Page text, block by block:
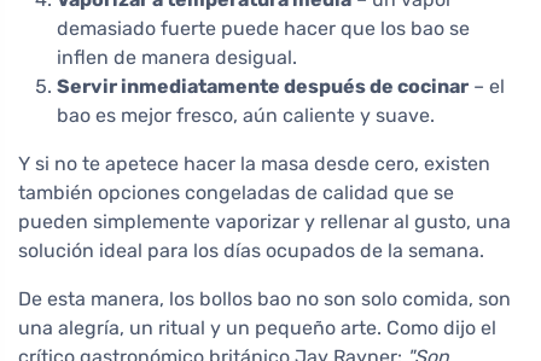
demasiado fuerte puede hacer que los bao se
inflen de manera desigual.
Servir inmediatamente después de cocinar – el
bao es mejor fresco, aún caliente y suave.
Y si no te apetece hacer la masa desde cero, existen
también opciones congeladas de calidad que se
pueden simplemente vaporizar y rellenar al gusto, una
solución ideal para los días ocupados de la semana.
De esta manera, los bollos bao no son solo comida, son
una alegría, un ritual y un pequeño arte. Como dijo el